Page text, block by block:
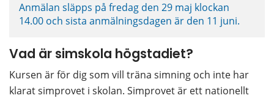
Anmälan släpps på fredag den 29 maj klockan
14.00 och sista anmälningsdagen är den 11 juni.
Vad är simskola högstadiet?
Kursen är för dig som vill träna simning och inte har
klarat simprovet i skolan. Simprovet är ett nationellt